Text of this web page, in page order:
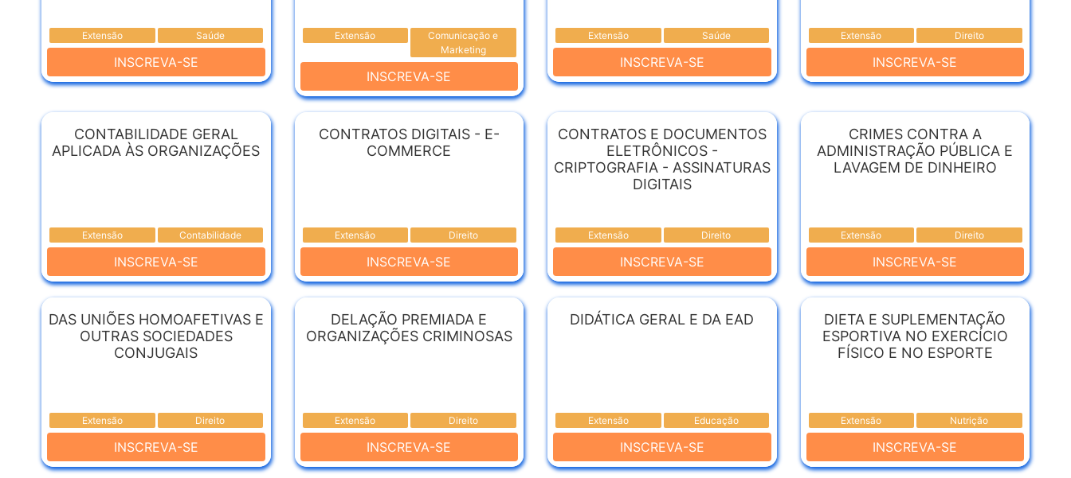
Extensão Saúde
INSCREVA-SE
Extensão
Comunicação e
Marketing
INSCREVA-SE
Extensão Saúde
INSCREVA-SE
Extensão Direito
INSCREVA-SE
CONTABILIDADE GERAL
APLICADA ÀS ORGANIZAÇÕES
Extensão Contabilidade
INSCREVA-SE
CONTRATOS DIGITAIS - E-
COMMERCE
Extensão Direito
INSCREVA-SE
CONTRATOS E DOCUMENTOS
ELETRÔNICOS -
CRIPTOGRAFIA - ASSINATURAS
DIGITAIS
Extensão Direito
INSCREVA-SE
CRIMES CONTRA A
ADMINISTRAÇÃO PÚBLICA E
LAVAGEM DE DINHEIRO
Extensão Direito
INSCREVA-SE
DAS UNIÕES HOMOAFETIVAS E
OUTRAS SOCIEDADES
CONJUGAIS
Extensão Direito
INSCREVA-SE
DELAÇÃO PREMIADA E
ORGANIZAÇÕES CRIMINOSAS
Extensão Direito
INSCREVA-SE
DIDÁTICA GERAL E DA EAD
Extensão Educação
INSCREVA-SE
DIETA E SUPLEMENTAÇÃO
ESPORTIVA NO EXERCÍCIO
FÍSICO E NO ESPORTE
Extensão Nutrição
INSCREVA-SE